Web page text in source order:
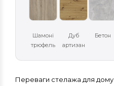
Шамоні
трюфель
Дуб
артизан
Бетон
Переваги стелажа для дому